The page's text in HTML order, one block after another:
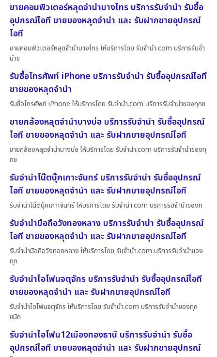
ขายคอมพิวเตอร์หลุดจำนำบางไทร บริการรับจำนำ รับซื้อ
อุปกรณ์ไอที ขายของหลุดจำนำ และ รับฝากขายอุปกรณ์
ไอที
ขายคอมพิวเตอร์หลุดจำนำบางไทร ให้บริการโดย รับจํานํา.com บริการรับจำ
นำข
รับซื้อโทรศัพท์ iPhone บริการรับจำนำ รับซื้ออุปกรณ์ไอที
ขายของหลุดจำนำ
รับซื้อโทรศัพท์ iPhone ให้บริการโดย รับจํานํา.com บริการรับจำนำของทุกช
ขายกล้องหลุดจำนำบางบ่อ บริการรับจำนำ รับซื้ออุปกรณ์
ไอที ขายของหลุดจำนำ และ รับฝากขายอุปกรณ์ไอที
ขายกล้องหลุดจำนำบางบ่อ ให้บริการโดย รับจํานํา.com บริการรับจำนำของทุ
กช
รับจำนำโน๊ตบุ๊คเกาะจันทร์ บริการรับจำนำ รับซื้ออุปกรณ์
ไอที ขายของหลุดจำนำ และ รับฝากขายอุปกรณ์ไอที
รับจำนำโน๊ตบุ๊คเกาะจันทร์ ให้บริการโดย รับจํานํา.com บริการรับจำนำของท
รับจำนำมือถือวังทองหลาง บริการรับจำนำ รับซื้ออุปกรณ์
ไอที ขายของหลุดจำนำ และ รับฝากขายอุปกรณ์ไอที
รับจำนำมือถือวังทองหลาง ให้บริการโดย รับจํานํา.com บริการรับจำนำของ
ทุก
รับจำนำไอโฟนจตุจักร บริการรับจำนำ รับซื้ออุปกรณ์ไอที
ขายของหลุดจำนำ และ รับฝากขายอุปกรณ์ไอที
รับจำนำไอโฟนจตุจักร ให้บริการโดย รับจํานํา.com บริการรับจำนำของทุก
ชนิด
รับจำนำไอโฟน12เมืองทองธานี บริการรับจำนำ รับซื้อ
อุปกรณ์ไอที ขายของหลุดจำนำ และ รับฝากขายอุปกรณ์